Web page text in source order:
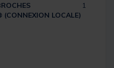
1
(CONNEXION LOCALE)